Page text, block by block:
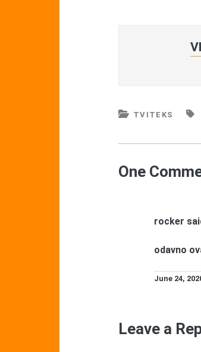
TVITEKS
One
rocker
odavno
June 24,
Leave a